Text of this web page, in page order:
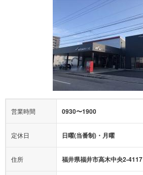
営業時間 0930〜1900
定休日 日曜(当番制)・月曜
住所 福井県福井市高木中央2-4117